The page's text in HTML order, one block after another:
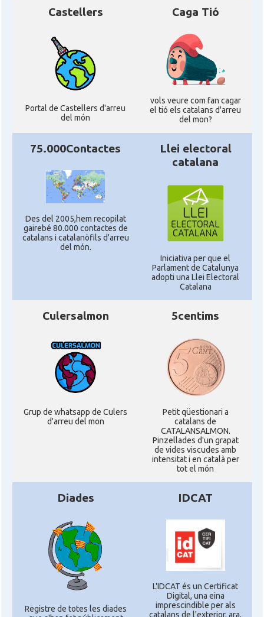
Castellers
Portal de Castellers d'arreu
del món
Caga Tió
vols veure com fan cagar
el tió els catalans d'arreu
del mon?
75.000Contactes
Des del 2005,hem recopilat
gairebé 80.000 contactes de
catalans i catalanòfils d'arreu
del món.
Llei electoral
catalana
Iniciativa per que el
Parlament de Catalunya
adopti una Llei Electoral
Catalana
Culersalmon
Grup de whatsapp de Culers
d'arreu del mon
5centims
Petit qüestionari a
catalans de
CATALANSALMON.
Pinzellades d'un grapat
de vides viscudes amb
intensitat i en català per
tot el món
Diades
Registre de totes les diades
IDCAT
L'IDCAT és un Certificat
Digital, una eina
imprescindible per als
catalans de l'exterior, ara,